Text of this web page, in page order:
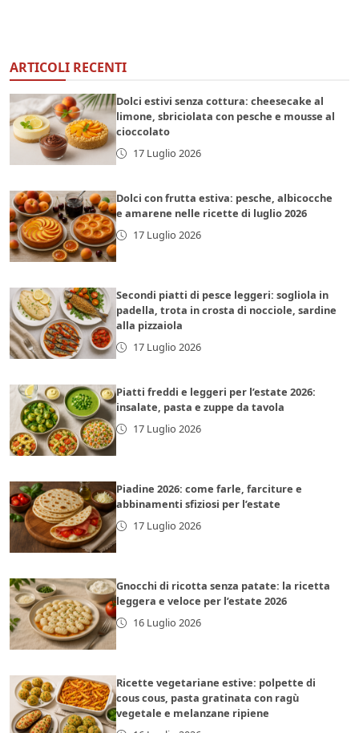
ARTICOLI RECENTI
Dolci estivi senza cottura: cheesecake al
limone, sbriciolata con pesche e mousse al
cioccolato
17 Luglio 2026
Dolci con frutta estiva: pesche, albicocche
e amarene nelle ricette di luglio 2026
17 Luglio 2026
Secondi piatti di pesce leggeri: sogliola in
padella, trota in crosta di nocciole, sardine
alla pizzaiola
17 Luglio 2026
Piatti freddi e leggeri per l’estate 2026:
insalate, pasta e zuppe da tavola
17 Luglio 2026
Piadine 2026: come farle, farciture e
abbinamenti sfiziosi per l’estate
17 Luglio 2026
Gnocchi di ricotta senza patate: la ricetta
leggera e veloce per l’estate 2026
16 Luglio 2026
Ricette vegetariane estive: polpette di
cous cous, pasta gratinata con ragù
vegetale e melanzane ripiene